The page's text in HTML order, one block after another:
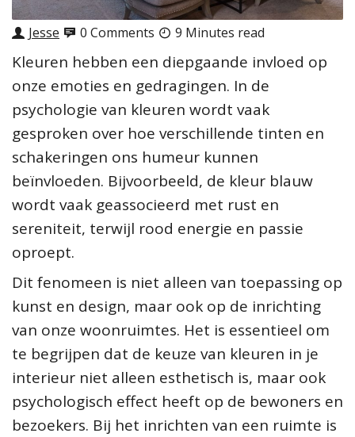
Jesse 0 Comments 9 Minutes read
Kleuren hebben een diepgaande invloed op
onze emoties en gedragingen. In de
psychologie van kleuren wordt vaak
gesproken over hoe verschillende tinten en
schakeringen ons humeur kunnen
beïnvloeden. Bijvoorbeeld, de kleur blauw
wordt vaak geassocieerd met rust en
sereniteit, terwijl rood energie en passie
oproept.
Dit fenomeen is niet alleen van toepassing op
kunst en design, maar ook op de inrichting
van onze woonruimtes. Het is essentieel om
te begrijpen dat de keuze van kleuren in je
interieur niet alleen esthetisch is, maar ook
psychologisch effect heeft op de bewoners en
bezoekers. Bij het inrichten van een ruimte is